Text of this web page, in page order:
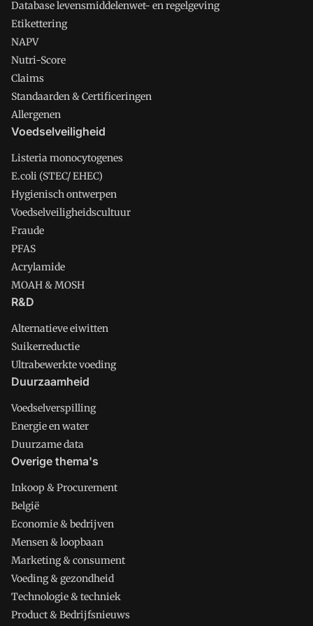
Database levensmiddelenwet- en regelgeving
Etikettering
NAPV
Nutri-Score
Claims
Standaarden & Certificeringen
Allergenen
Voedselveiligheid
Listeria monocytogenes
E.coli (STEC/ EHEC)
Hygienisch ontwerpen
Voedselveiligheidscultuur
Fraude
PFAS
Acrylamide
MOAH & MOSH
R&D
Alternatieve eiwitten
Suikerreductie
Ultrabewerkte voeding
Duurzaamheid
Voedselverspilling
Energie en water
Duurzame data
Overige thema's
Inkoop & Procurement
België
Economie & bedrijven
Mensen & loopbaan
Marketing & consument
Voeding & gezondheid
Technologie & techniek
Product & Bedrijfsnieuws